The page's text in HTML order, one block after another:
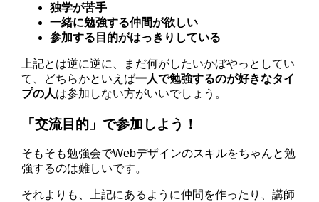
独学が苦手
一緒に勉強する仲間が欲しい
参加する目的がはっきりしている
上記とは逆に逆に、まだ何がしたいかぼやっとしてい
て、どちらかといえば一人で勉強するのが好きなタイ
プの人は参加しない方がいいでしょう。
「交流目的」で参加しよう！
そもそも勉強会でWebデザインのスキルをちゃんと勉
強するのは難しいです。
それよりも、上記にあるように仲間を作ったり、講師